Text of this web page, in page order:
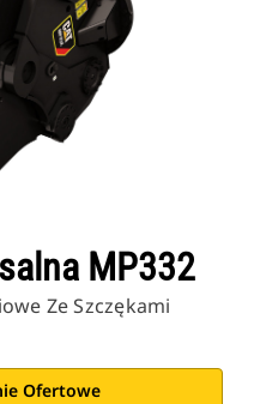
MP332
Ze Szczękami
Ofertowe